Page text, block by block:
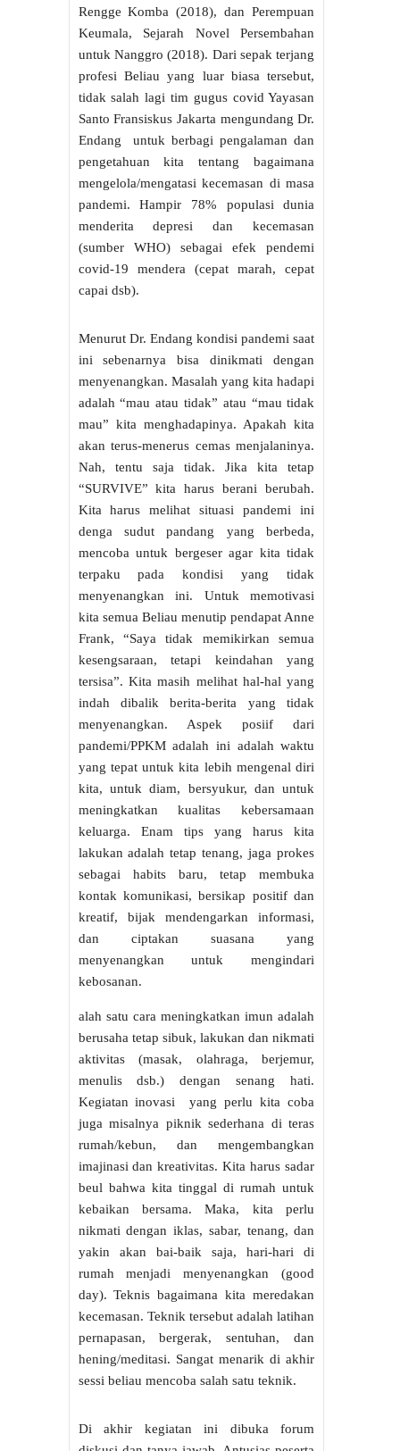
Rengge Komba (2018), dan Perempuan
Keumala, Sejarah Novel Persembahan
untuk Nanggro (2018). Dari sepak terjang
profesi Beliau yang luar biasa tersebut,
tidak salah lagi tim gugus covid Yayasan
Santo Fransiskus Jakarta mengundang Dr.
Endang untuk berbagi pengalaman dan
pengetahuan kita tentang bagaimana
mengelola/mengatasi kecemasan di masa
pandemi. Hampir 78% populasi dunia
menderita depresi dan kecemasan
(sumber WHO) sebagai efek pendemi
covid-19 mendera (cepat marah, cepat
capai dsb).
Menurut Dr. Endang kondisi pandemi saat
ini sebenarnya bisa dinikmati dengan
menyenangkan. Masalah yang kita hadapi
adalah “mau atau tidak” atau “mau tidak
mau” kita menghadapinya. Apakah kita
akan terus-menerus cemas menjalaninya.
Nah, tentu saja tidak. Jika kita tetap
“SURVIVE” kita harus berani berubah.
Kita harus melihat situasi pandemi ini
denga sudut pandang yang berbeda,
mencoba untuk bergeser agar kita tidak
terpaku pada kondisi yang tidak
menyenangkan ini. Untuk memotivasi
kita semua Beliau menutip pendapat Anne
Frank, “Saya tidak memikirkan semua
kesengsaraan, tetapi keindahan yang
tersisa”. Kita masih melihat hal-hal yang
indah dibalik berita-berita yang tidak
menyenangkan. Aspek posiif dari
pandemi/PPKM adalah ini adalah waktu
yang tepat untuk kita lebih mengenal diri
kita, untuk diam, bersyukur, dan untuk
meningkatkan kualitas kebersamaan
keluarga. Enam tips yang harus kita
lakukan adalah tetap tenang, jaga prokes
sebagai habits baru, tetap membuka
kontak komunikasi, bersikap positif dan
kreatif, bijak mendengarkan informasi,
dan ciptakan suasana yang
menyenangkan untuk mengindari
kebosanan.
alah satu cara meningkatkan imun adalah
berusaha tetap sibuk, lakukan dan nikmati
aktivitas (masak, olahraga, berjemur,
menulis dsb.) dengan senang hati.
Kegiatan inovasi yang perlu kita coba
juga misalnya piknik sederhana di teras
rumah/kebun, dan mengembangkan
imajinasi dan kreativitas. Kita harus sadar
beul bahwa kita tinggal di rumah untuk
kebaikan bersama. Maka, kita perlu
nikmati dengan iklas, sabar, tenang, dan
yakin akan bai-baik saja, hari-hari di
rumah menjadi menyenangkan (good
day). Teknis bagaimana kita meredakan
kecemasan. Teknik tersebut adalah latihan
pernapasan, bergerak, sentuhan, dan
hening/meditasi. Sangat menarik di akhir
sessi beliau mencoba salah satu teknik.
Di akhir kegiatan ini dibuka forum